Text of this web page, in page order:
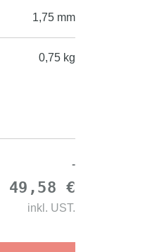
1,75 mm
0,75 kg
-
49,58 €
inkl. UST.